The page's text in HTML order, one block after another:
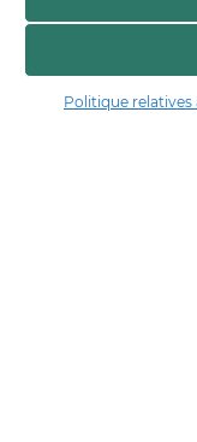
Politique relatives